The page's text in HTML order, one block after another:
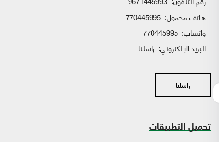
هاتف محمول: 770445995
واتساب:
البريد الإلكتروني: راسلنا
راسلنا
تحميل التطبيقات